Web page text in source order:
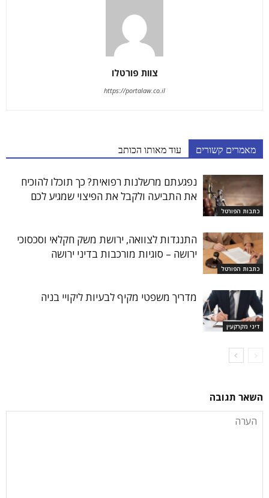
צוות פורטלו
https://portalaw.co.il
מאמרים קשורים עוד מאותו הכותב
כתבות הפורטל
נפגעתם מרשלנות רפואית? כך תוכלו להוכיח
את התביעה ולקבל את הפיצוי שמגיע לכם
כתבות הפורטל
התנגדות לצוואה, ירושת משק חקלאי וסכסוכי
ירושה – סוגיות מורכבות בדיני ירושה
דיני מקרקעין
מדריך משפטי מקיף לבעיות ליקויי בניה
השאר תגובה